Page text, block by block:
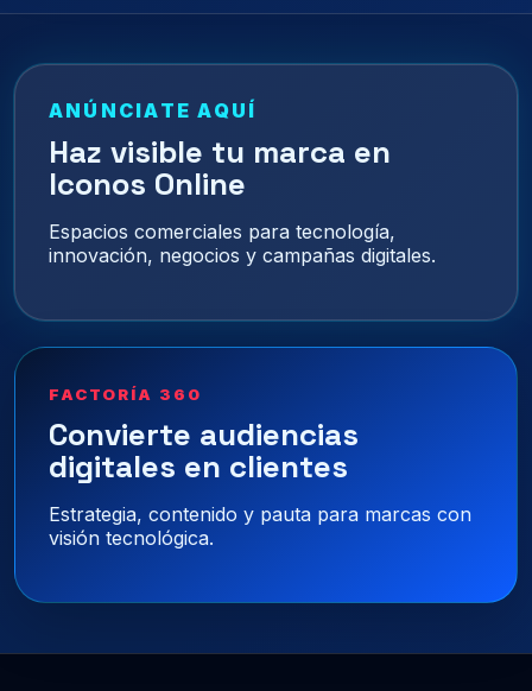
ANÚNCIATE AQUÍ
Haz visible tu marca en
Iconos Online
Espacios comerciales para tecnología,
innovación, negocios y campañas digitales.
FACTORÍA 360
Convierte audiencias
digitales en clientes
Estrategia, contenido y pauta para marcas con
visión tecnológica.